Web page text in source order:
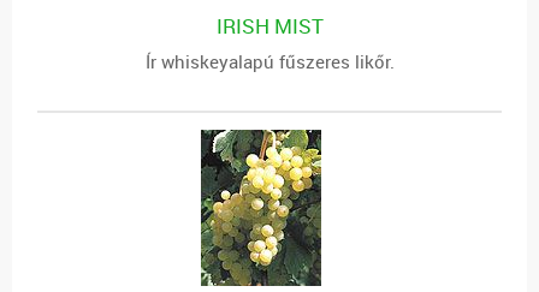
IRISH MIST
Ír whiskeyalapú fűszeres likőr.